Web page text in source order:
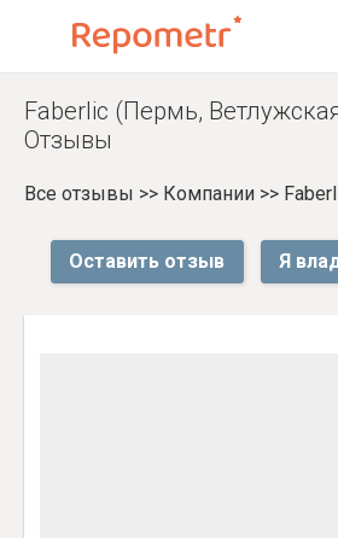
Faberlic (Пермь,
Отзывы
Все отзывы >> Компании >>
Оставить отзыв Я